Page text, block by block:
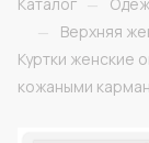
—
—
Верхняя
Куртки женские
кожаными